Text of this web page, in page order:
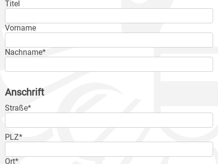
Titel
Vorname
Nachname*
Anschrift
Straße*
PLZ*
Ort*